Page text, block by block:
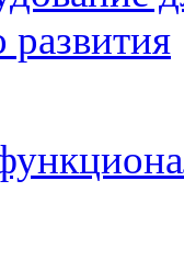
развития